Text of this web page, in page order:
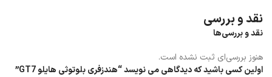
نقد و بررسی
نقد و بررسی‌ها
هنوز بررسی‌ای ثبت نشده است.
اولین کسی باشید که دیدگاهی می نویسد “هندزفری بلوتوثی هایلو GT7”